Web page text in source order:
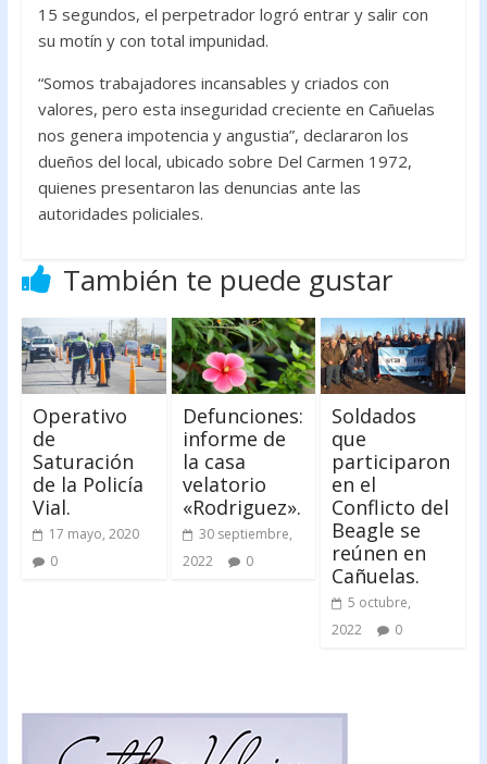
15 segundos, el perpetrador logró entrar y salir con
su motín y con total impunidad.
“Somos trabajadores incansables y criados con
valores, pero esta inseguridad creciente en Cañuelas
nos genera impotencia y angustia”, declararon los
dueños del local, ubicado sobre Del Carmen 1972,
quienes presentaron las denuncias ante las
autoridades policiales.
También te puede gustar
Operativo
de
Saturación
de la Policía
Vial.
17 mayo, 2020
0
Defunciones:
informe de
la casa
velatorio
«Rodriguez».
30 septiembre,
2022
0
Soldados
que
participaron
en el
Conflicto del
Beagle se
reúnen en
Cañuelas.
5 octubre,
2022
0